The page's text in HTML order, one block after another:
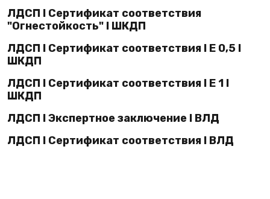
ЛДСП I Сертификат соответствия
"Огнестойкость" I ШКДП
ЛДСП I Сертификат соответствия I E 0,5 I
ШКДП
ЛДСП I Сертификат соответствия I E 1 I
ШКДП
ЛДСП I Экспертное заключение I ВЛД
ЛДСП I Сертификат соответствия I ВЛД